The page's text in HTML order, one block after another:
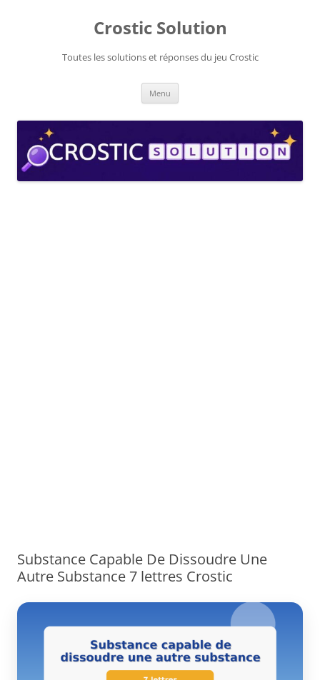
Crostic Solution
Toutes les solutions et réponses du jeu Crostic
Menu
Substance Capable De Dissoudre Une
Autre Substance 7 lettres Crostic